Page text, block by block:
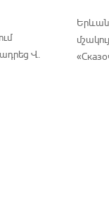
Վ.